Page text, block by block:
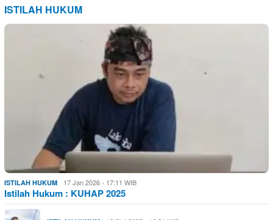
ISTILAH HUKUM
ISTILAH HUKUM 17 Jan 2026 - 17:11 WIB
Istilah Hukum : KUHAP 2025